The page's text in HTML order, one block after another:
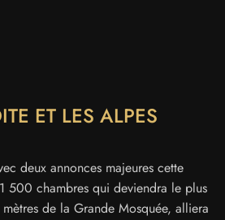
ET LES ALPES
deux annonces majeures cette
500 chambres qui deviendra le plus
de la Grande Mosquée, alliera